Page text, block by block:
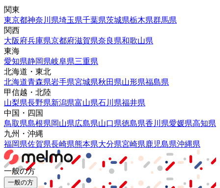
関東
東京都神奈川県埼玉県千葉県茨城県栃木県群馬県
関西
大阪府兵庫県京都府滋賀県奈良県和歌山県
東海
愛知県静岡県岐阜県三重県
北海道・東北
北海道青森県岩手県宮城県秋田県山形県福島県
甲信越・北陸
山梨県長野県新潟県富山県石川県福井県
中国・四国
鳥取県島根県岡山県広島県山口県徳島県香川県愛媛県高知県
九州・沖縄
福岡県佐賀県長崎県熊本県大分県宮崎県鹿児島県沖縄県
一般の方
一般の方